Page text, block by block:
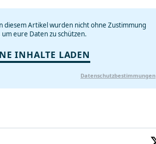
diesem Artikel wurden nicht ohne Zustimmung
eure Daten zu schützen.
INHALTE LADEN
Datenschutzbestimmungen